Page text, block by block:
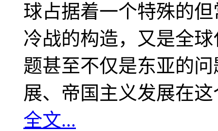
球占据着一个特殊的
冷战的构造，又是全
题甚至不仅是东亚的
展、帝国主义发展在
全文...